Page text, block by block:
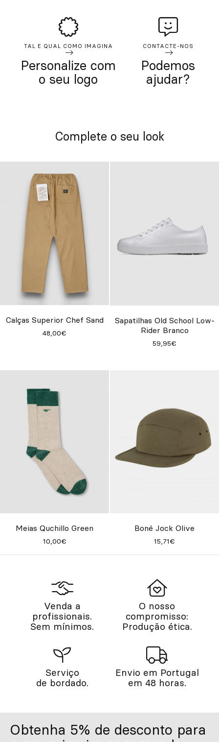
TAL E QUAL COMO IMAGINA
Personalize com
o seu logo
CONTACTE-NOS
Podemos
ajudar?
Complete o seu look
Calças Superior Chef Sand
48,00€
Sapatilhas Old School Low-
Rider Branco
59,95€
Meias Quchillo Green
10,00€
Boné Jock Olive
15,71€
Venda a
profissionais.
Sem mínimos.
O nosso
compromisso:
Produção ética.
Serviço
de bordado.
Envio em Portugal
em 48 horas.
Obtenha 5% de desconto para